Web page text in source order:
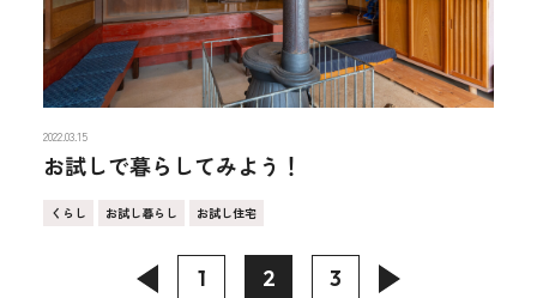
2022.03.15
お試しで暮らしてみよう！
くらし お試し暮らし お試し住宅
1 2 3